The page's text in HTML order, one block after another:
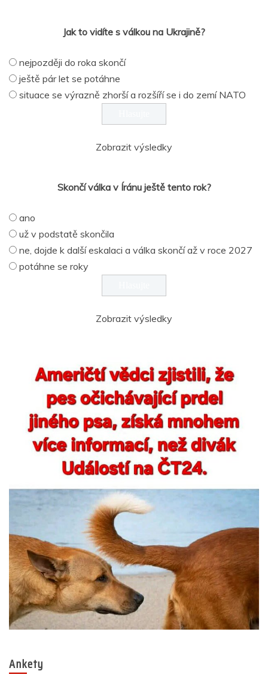
Jak to vidíte s válkou na Ukrajině?
nejpozději do roka skončí
ještě pár let se potáhne
situace se výrazně zhorší a rozšíří se i do zemí NATO
Zobrazit výsledky
Skončí válka v Íránu ještě tento rok?
ano
už v podstatě skončila
ne, dojde k další eskalaci a válka skončí až v roce 2027
potáhne se roky
Zobrazit výsledky
Ankety